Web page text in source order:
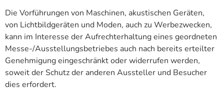
Die Vorführungen von Maschinen, akustischen Geräten,
von Lichtbildgeräten und Moden, auch zu Werbezwecken,
kann im Interesse der Aufrechterhaltung eines geordneten
Messe-/Ausstellungsbetriebes auch nach bereits erteilter
Genehmigung eingeschränkt oder widerrufen werden,
soweit der Schutz der anderen Aussteller und Besucher
dies erfordert.